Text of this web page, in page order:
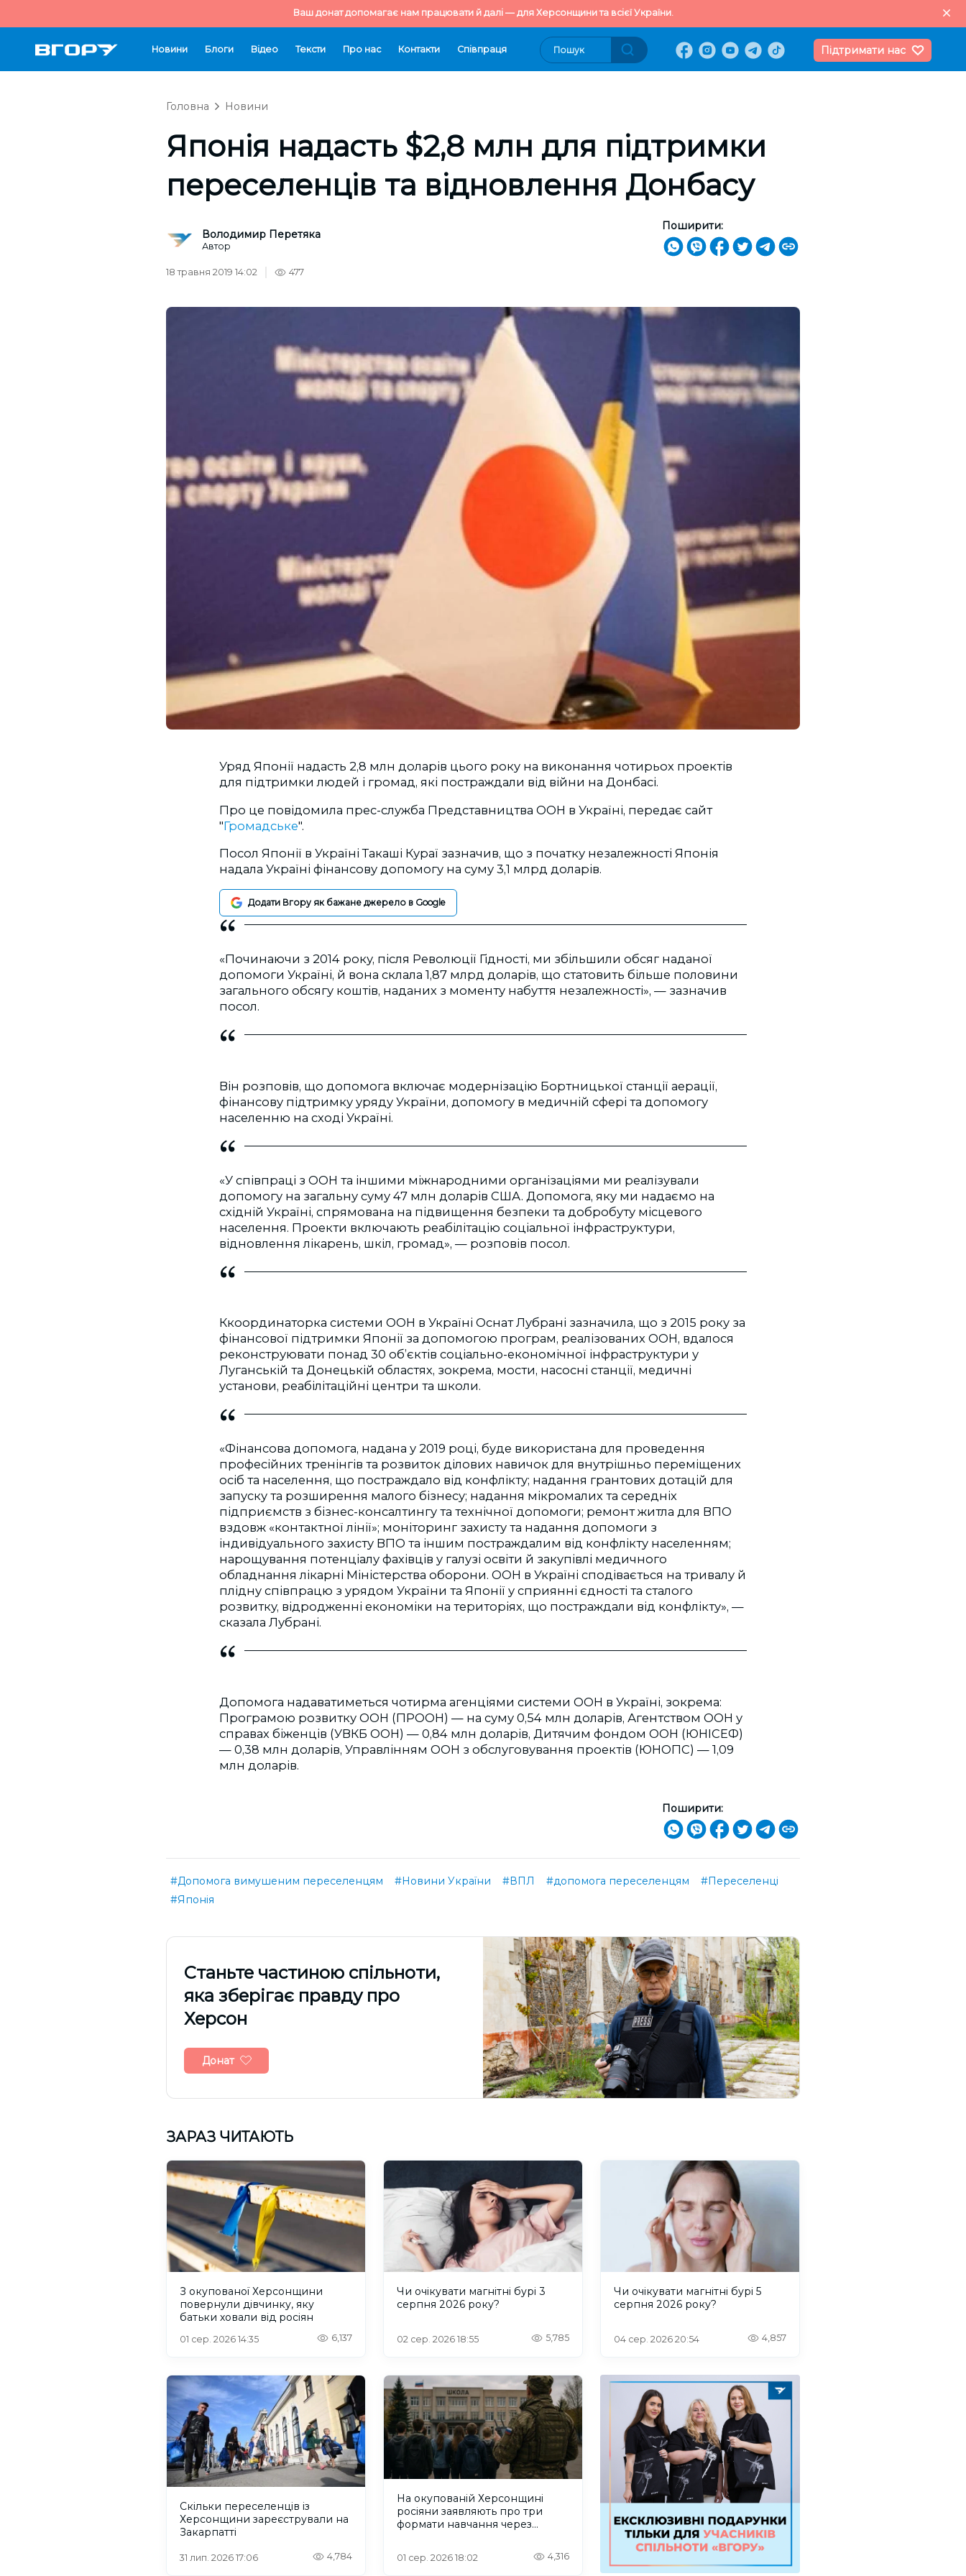
Ваш донат допомагає нам працювати й далі — для Херсонщини та всієї України.
Новини Блоги Відео Тексти Про нас Контакти Cпівпраця Підтримати нас
Головна Новини
Японія надасть $2,8 млн для підтримки
переселенців та відновлення Донбасу
Володимир Перетяка
Автор
Поширити:
18 травня 2019 14:02 477
Уряд Японії надасть 2,8 млн доларів цього року на виконання чотирьох проектів
для підтримки людей і громад, які постраждали від війни на Донбасі.
Про це повідомила прес-служба Представництва ООН в Україні, передає сайт
"Громадське".
Посол Японії в Україні Такаші Кураї зазначив, що з початку незалежності Японія
надала Україні фінансову допомогу на суму 3,1 млрд доларів.
Додати Вгору як бажане джерело в Google
«Починаючи з 2014 року, після Революції Гідності, ми збільшили обсяг наданої
допомоги Україні, й вона склала 1,87 млрд доларів, що статовить більше половини
загального обсягу коштів, наданих з моменту набуття незалежності», — зазначив
посол.
Він розповів, що допомога включає модернізацію Бортницької станції аерації,
фінансову підтримку уряду України, допомогу в медичній сфері та допомогу
населенню на сході Україні.
«У співпраці з ООН та іншими міжнародними організаціями ми реалізували
допомогу на загальну суму 47 млн доларів США. Допомога, яку ми надаємо на
східній Україні, спрямована на підвищення безпеки та добробуту місцевого
населення. Проекти включають реабілітацію соціальної інфраструктури,
відновлення лікарень, шкіл, громад», — розповів посол.
Ккоординаторка системи ООН в Україні Оснат Лубрані зазначила, що з 2015 року за
фінансової підтримки Японії за допомогою програм, реалізованих ООН, вдалося
реконструювати понад 30 об’єктів соціально-економічної інфраструктури у
Луганській та Донецькій областях, зокрема, мости, насосні станції, медичні
установи, реабілітаційні центри та школи.
«Фінансова допомога, надана у 2019 році, буде використана для проведення
професійних тренінгів та розвиток ділових навичок для внутрішньо переміщених
осіб та населення, що постраждало від конфлікту; надання грантових дотацій для
запуску та розширення малого бізнесу; надання мікромалих та середніх
підприємств з бізнес-консалтингу та технічної допомоги; ремонт житла для ВПО
вздовж «контактної лінії»; моніторинг захисту та надання допомоги з
індивідуального захисту ВПО та іншим постраждалим від конфлікту населенням;
нарощування потенціалу фахівців у галузі освіти й закупівлі медичного
обладнання лікарні Міністерства оборони. ООН в Україні сподівається на тривалу й
плідну співпрацю з урядом України та Японії у сприянні єдності та сталого
розвитку, відродженні економіки на територіях, що постраждали від конфлікту», —
сказала Лубрані.
Допомога надаватиметься чотирма агенціями системи ООН в Україні, зокрема:
Програмою розвитку ООН (ПРООН) — на суму 0,54 млн доларів, Агентством ООН у
справах біженців (УВКБ ООН) — 0,84 млн доларів, Дитячим фондом ООН (ЮНІСЕФ)
— 0,38 млн доларів, Управлінням ООН з обслуговування проектів (ЮНОПС) — 1,09
млн доларів.
Поширити:
#Допомога вимушеним переселенцям #Новини України #ВПЛ #допомога переселенцям
#Переселенці
#Японія
Cтаньте частиною спільноти,
яка зберігає правду про
Херсон
Донат
ЗАРАЗ ЧИТАЮТЬ
З окупованої Херсонщини
повернули дівчинку, яку
батьки ховали від росіян
01 сер. 2026 14:35 6,137
Чи очікувати магнітні бурі 3
серпня 2026 року?
02 сер. 2026 18:55 5,785
Чи очікувати магнітні бурі 5
серпня 2026 року?
04 сер. 2026 20:54 4,857
Скільки переселенців із
Херсонщини зареєстрували на
Закарпатті
31 лип. 2026 17:06 4,784
На окупованій Херсонщині
росіяни заявляють про три
формати навчання через
01 сер. 2026 18:02 4,316